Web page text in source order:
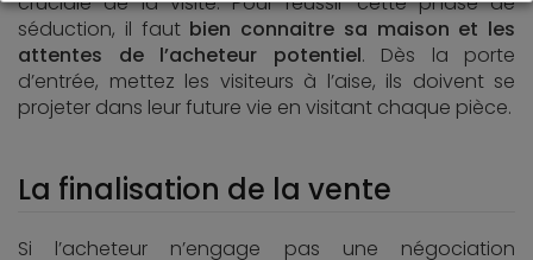
séduction, il faut bien connaitre sa maison et les
attentes de l’acheteur potentiel. Dès la porte
d’entrée, mettez les visiteurs à l’aise, ils doivent se
projeter dans leur future vie en visitant chaque pièce.
La finalisation de la vente
Si l’acheteur n’engage pas une négociation